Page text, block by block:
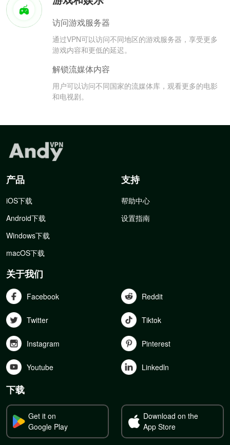
访问游戏服务器
通过VPN可以访问不同地区的游戏服务器，享受更多
游戏内容和更低的延迟。
解锁流媒体内容
用户可以访问不同国家的流媒体库，观看更多的电影
和电视剧。
产品
iOS下载
Android下载
Windows下载
macOS下载
支持
帮助中心
设置指南
关于我们
Facebook Reddit
Twitter Tiktok
Instagram Pinterest
Youtube Linkedln
下载
Get it on
Google Play
Download on the
App Store